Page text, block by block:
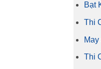
Bạt
Thi
Thi